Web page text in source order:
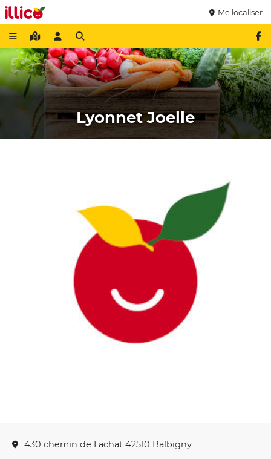
Me localiser
Lyonnet Joelle
430 chemin de Lachat 42510 Balbigny